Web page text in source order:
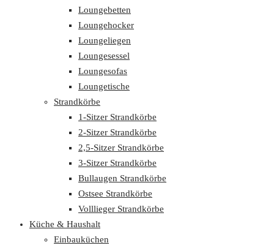
Loungebetten
Loungehocker
Loungeliegen
Loungesessel
Loungesofas
Loungetische
Strandkörbe
1-Sitzer Strandkörbe
2-Sitzer Strandkörbe
2,5-Sitzer Strandkörbe
3-Sitzer Strandkörbe
Bullaugen Strandkörbe
Ostsee Strandkörbe
Volllieger Strandkörbe
Küche & Haushalt
Einbauküchen